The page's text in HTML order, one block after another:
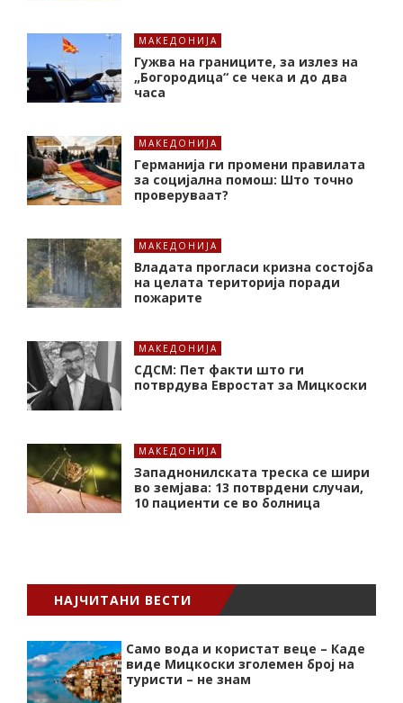
МАКЕДОНИЈА
Гужва на границите, за излез на
„Богородица“ се чека и до два
часа
МАКЕДОНИЈА
Германија ги промени правилата
за социјална помош: Што точно
проверуваат?
МАКЕДОНИЈА
Владата прогласи кризна состојба
на целата територија поради
пожарите
МАКЕДОНИЈА
СДСМ: Пет факти што ги
потврдува Евростат за Мицкоски
МАКЕДОНИЈА
Западнонилската треска се шири
во земјава: 13 потврдени случаи,
10 пациенти се во болница
НАЈЧИТАНИ ВЕСТИ
Само вода и користат веце – Каде
виде Мицкоски зголемен број на
туристи – не знам